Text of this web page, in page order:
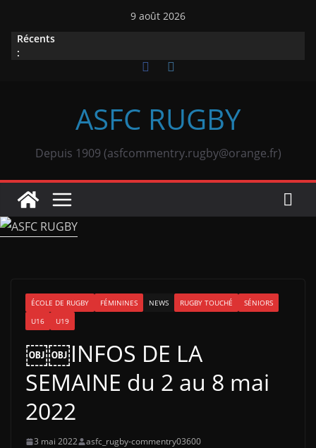
contenu
9 août 2026
Récents
:
ASFC RUGBY
Depuis 1909 (asfcommentry.rugby@orange.fr)
ÉCOLE DE RUGBY FÉMININES NEWS RUGBY TOUCHÉ
SÉNIORS
U16
U19
￼￼INFOS DE LA
SEMAINE du 2 au 8 mai
2022
3 mai 2022 asfc_rugby-commentry03600